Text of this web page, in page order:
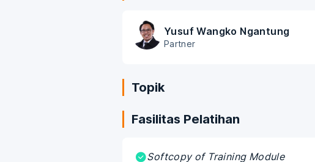
Yusuf Wangko Ngantung
Partner
Topik
Fasilitas Pelatihan
Softcopy of Training Module